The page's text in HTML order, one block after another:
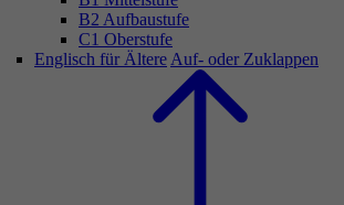
B2 Aufbaustufe
C1 Oberstufe
Englisch für Ältere Auf- oder Zuklappen